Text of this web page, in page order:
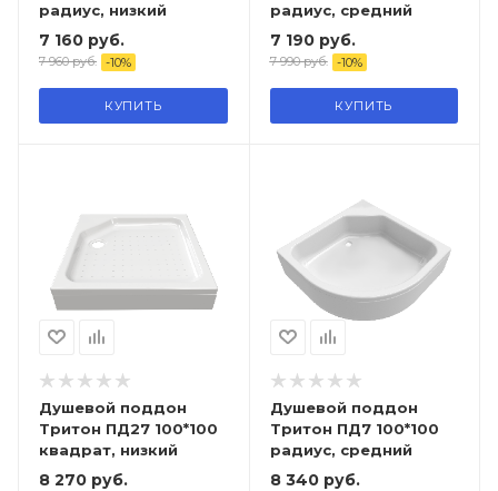
радиус, низкий
7 160 руб.
7 960руб. -10%
КУПИТЬ
радиус, средний
7 190руб.
7 990руб. -10%
КУПИТЬ
Душевой поддон
Тритон ПД27 100*100
квадрат, низкий
8 270 руб.
Душевой поддон
Тритон ПД7 100*100
радиус, средний
8 340руб.